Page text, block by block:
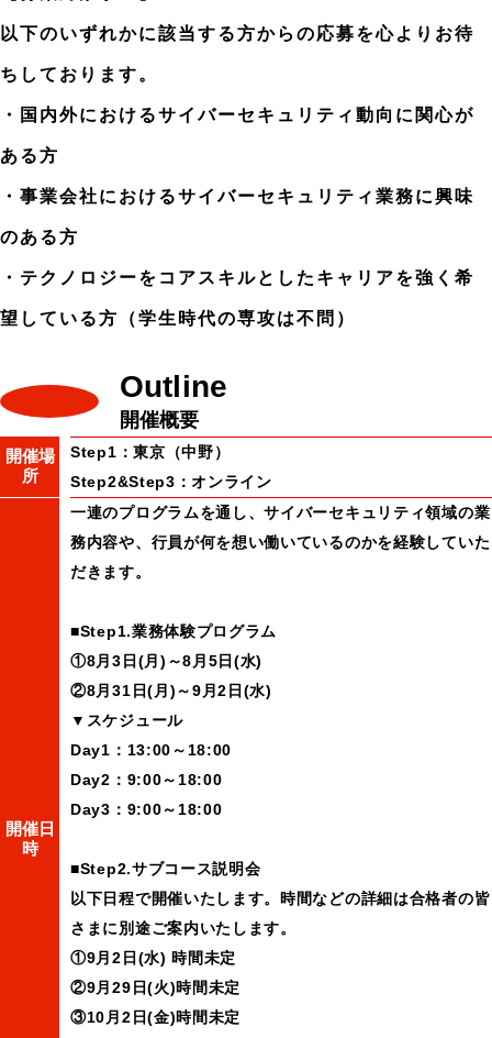
以下のいずれかに該当する方からの応募を心よりお待
ちしております。
・国内外におけるサイバーセキュリティ動向に関心が
ある方
・事業会社におけるサイバーセキュリティ業務に興味
のある方
・テクノロジーをコアスキルとしたキャリアを強く希
望している方（学生時代の専攻は不問）
Outline
開催概要
開催場
所
Step1：東京（中野）
Step2&Step3：オンライン
開催日
時
一連のプログラムを通し、サイバーセキュリティ領域の業
務内容や、行員が何を想い働いているのかを経験していた
だきます。
■Step1.業務体験プログラム
①8月3日(月)～8月5日(水)
②8月31日(月)～9月2日(水)
▼スケジュール
Day1：13:00～18:00
Day2：9:00～18:00
Day3：9:00～18:00
■Step2.サブコース説明会
以下日程で開催いたします。時間などの詳細は合格者の皆
さまに別途ご案内いたします。
①9月2日(水) 時間未定
②9月29日(火)時間未定
③10月2日(金)時間未定